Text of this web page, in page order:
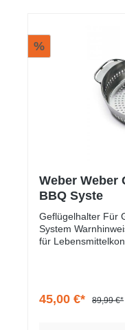
%
Weber Weber
BBQ Syste
Geflügelhalter Für Grillroste mit Gourmet BBQ
System Warnhinweise und Sicherheitsinformationen
für
45,00 €* 89,99 €*